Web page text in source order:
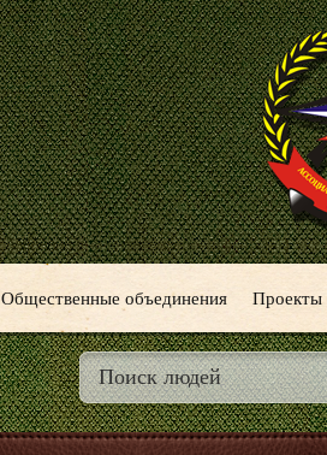
Общественные объединения Проекты